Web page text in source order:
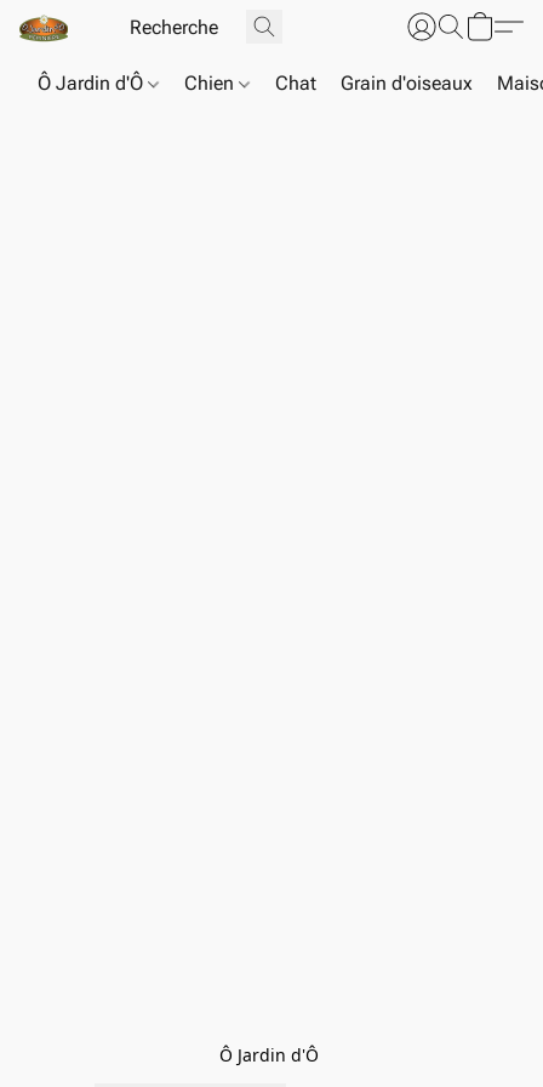
Ô Jardin d'Ô Chien Chat Grain d'oiseaux
Ô Jardin d'Ô